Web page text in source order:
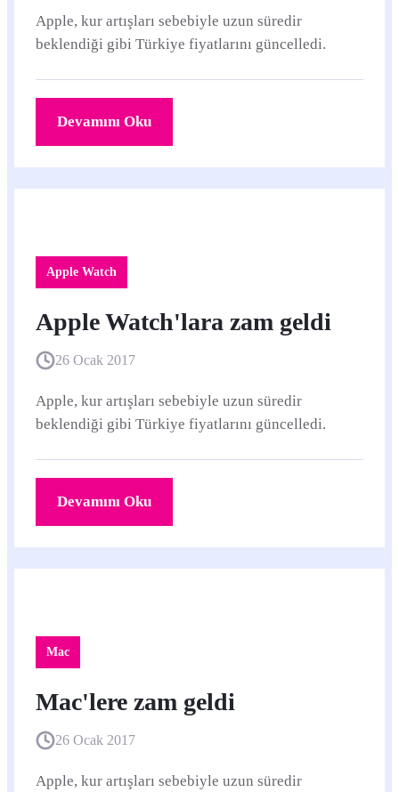
Apple, kur artışları sebebiyle uzun süredir
beklendiği gibi Türkiye fiyatlarını güncelledi.
Devamını Oku
Apple Watch
Apple Watch'lara zam geldi
26 Ocak 2017
Apple, kur artışları sebebiyle uzun süredir
beklendiği gibi Türkiye fiyatlarını güncelledi.
Devamını Oku
Mac
Mac'lere zam geldi
26 Ocak 2017
Apple, kur artışları sebebiyle uzun süredir